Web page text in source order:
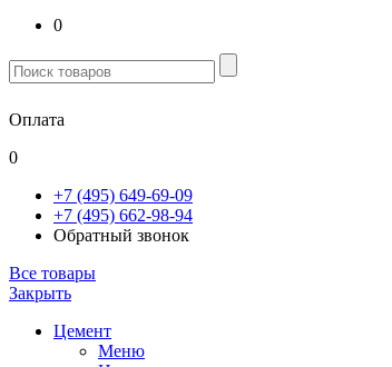
0
Оплата
0
+7 (495) 649-69-09
+7 (495) 662-98-94
Обратный звонок
Все товары
Закрыть
Цемент
Меню